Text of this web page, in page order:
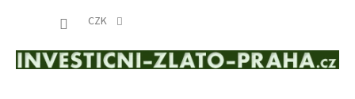
CZK